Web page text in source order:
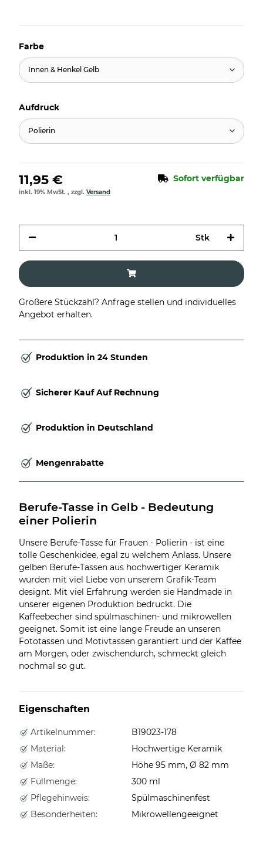
Farbe
Innen & Henkel Gelb
Aufdruck
Polierin
11,95 € Sofort verfügbar
inkl. 19% MwSt. , zzgl. Versand
Stk
Größere Stückzahl? Anfrage stellen und individuelles
Angebot erhalten.
Produktion in 24 Stunden
Sicherer Kauf Auf Rechnung
Produktion in Deutschland
Mengenrabatte
Berufe-Tasse in Gelb - Bedeutung
einer Polierin
Unsere Berufe-Tasse für Frauen - Polierin - ist eine
tolle Geschenkidee, egal zu welchem Anlass. Unsere
gelben Berufe-Tassen aus hochwertiger Keramik
wurden mit viel Liebe von unserem Grafik-Team
designt. Mit viel Erfahrung werden sie Handmade in
unserer eigenen Produktion bedruckt. Die
Kaffeebecher sind spülmaschinen- und mikrowellen
geeignet. Somit ist eine lange Freude an unseren
Fototassen und Motivtassen garantiert und der Kaffee
am Morgen, oder zwischendurch, schmeckt gleich
nochmal so gut.
Eigenschaften
Artikelnummer:
B19023-178
Material:
Hochwertige Keramik
Maße:
Höhe 95 mm, Ø 82 mm
Füllmenge:
300 ml
Pflegehinweis:
Spülmaschinenfest
Besonderheiten:
Mikrowellengeeignet